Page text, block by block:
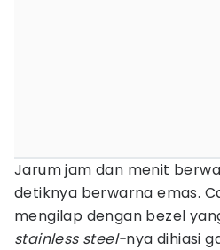
Jarum jam dan menit
detiknya berwarna emas.
mengilap dengan bezel
stainless steel-nya dihiasi